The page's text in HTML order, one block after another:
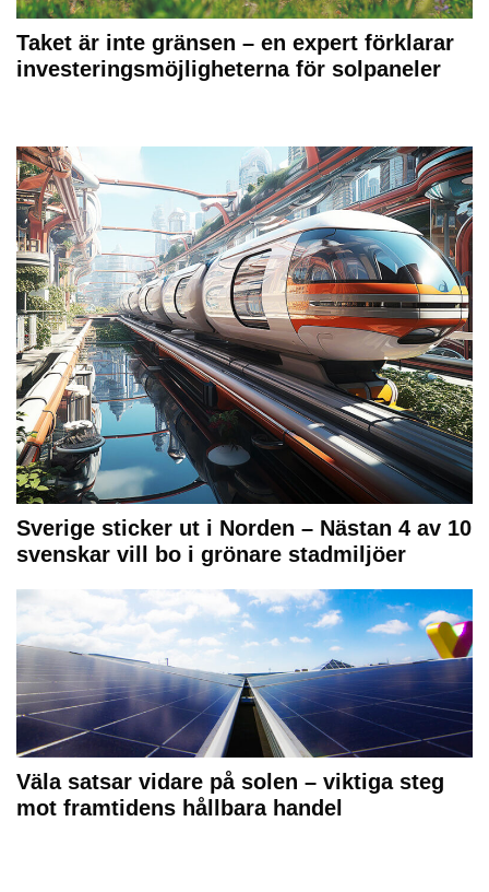
Taket är inte gränsen – en expert förklarar
investeringsmöjligheterna för solpaneler
Sverige sticker ut i Norden – Nästan 4 av 10
svenskar vill bo i grönare stadmiljöer
Väla satsar vidare på solen – viktiga steg
mot framtidens hållbara handel